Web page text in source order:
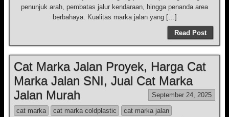
penunjuk arah, pembatas jalur kendaraan, hingga penanda area
berbahaya. Kualitas marka jalan yang […]
Read Post
Cat Marka Jalan Proyek, Harga Cat
Marka Jalan SNI, Jual Cat Marka
Jalan Murah
September 24, 2025
cat marka cat marka coldplastic
cat marka jalan